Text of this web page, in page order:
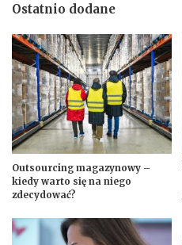
Ostatnio dodane
Outsourcing magazynowy –
kiedy warto się na niego
zdecydować?